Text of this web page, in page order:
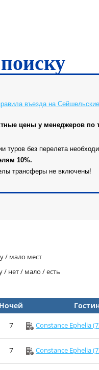
въезда на
цены у менеджеров по
туров без перелета
10%.
трансферы не включены!
/ мало мест
/ нет / мало / есть
Ночей
7 Constance Ephelia
7 Constance Ephelia